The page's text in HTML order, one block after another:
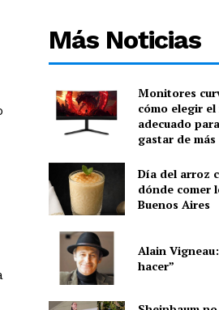
Más Noticias
Monitores
cómo elegir
adecuado
gastar de más
Día del arroz
dónde comer
Buenos Aires
Alain
hacer”